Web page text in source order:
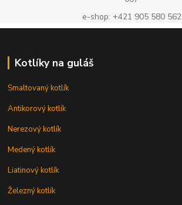
e-shop: +421 905 580 562
Kotlíky na guláš
Smaltovaný kotlík
Antikorový kotlík
Nerezový kotlík
Medený kotlík
Liatinový kotlík
Železný kotlík